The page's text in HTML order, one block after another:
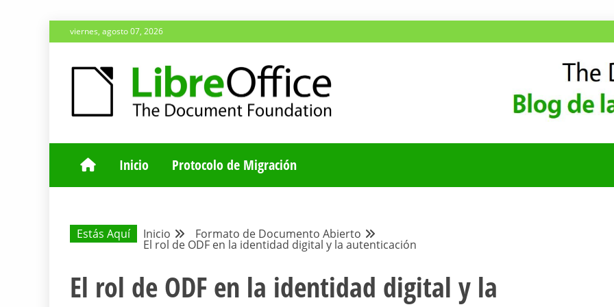
Saltar
al
viernes, agosto 07, 2026
BLOG DE LA COMUNIDAD
Inicio Protocolo de Migración
Estás Aquí Inicio Formato de Documento Abierto
El rol de ODF en la identidad digital y la autenticación
El rol de ODF en la identidad digital y la